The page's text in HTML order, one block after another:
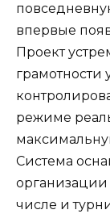
впервые
Проект
грамотности
режиме
Система
организации
числе и